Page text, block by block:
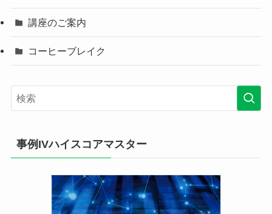
講座のご案内
コーヒーブレイク
事例IVハイスコアマスター